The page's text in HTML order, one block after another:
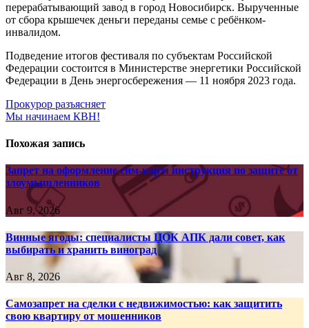
перерабатывающий завод в город Новосибирск. Вырученные
от сбора крышечек деньги переданы семье с ребёнком-
инвалидом.
Подведение итогов фестиваля по субъектам Российской
Федерации состоится в Министерстве энергетики Российской
Федерации в День энергосбережения — 11 ноября 2023 года.
Навигация
по
записям
Прокурор разъясняет
Мы начинаем КВН!
Похожая запись
Запрет на оформление сим-карт: инструкция по защите от
злоумышленников
Авг 9, 2026
Винные ягоды: специалисты ЦОК АПК дали совет, как
выбирать и хранить виноград
Авг 8, 2026
Самозапрет на сделки с недвижимостью: как защитить
свою квартиру от мошенников